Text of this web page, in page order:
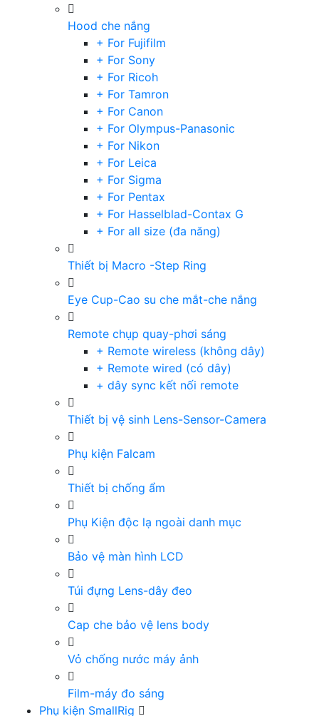
Hood che nắng
+ For Fujifilm
+ For Sony
+ For Ricoh
+ For Tamron
+ For Canon
+ For Olympus-Panasonic
+ For Nikon
+ For Leica
+ For Sigma
+ For Pentax
+ For Hasselblad-Contax G
+ For all size (đa năng)
Thiết bị Macro -Step Ring
Eye Cup-Cao su che mắt-che nắng
Remote chụp quay-phơi sáng
+ Remote wireless (không dây)
+ Remote wired (có dây)
+ dây sync kết nối remote
Thiết bị vệ sinh Lens-Sensor-Camera
Phụ kiện Falcam
Thiết bị chống ẩm
Phụ Kiện độc lạ ngoài danh mục
Bảo vệ màn hình LCD
Túi đựng Lens-dây đeo
Cap che bảo vệ lens body
Vỏ chống nước máy ảnh
Film-máy đo sáng
Phụ kiện SmallRig